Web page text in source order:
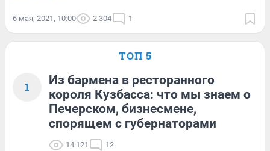
6 мая, 2021, 10:00 2 304 1
ТОП 5
1
Из бармена в ресторанного
короля Кузбасса: что мы знаем о
Печерском, бизнесмене,
спорящем с губернаторами
14 121 12